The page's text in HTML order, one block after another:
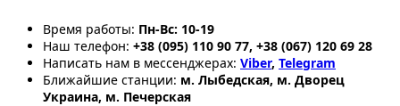
Время работы: Пн-Вс: 10-19
Наш телефон: +38 (095) 110 90 77, +38 (067) 120 69 28
Написать нам в мессенджерах: Viber, Telegram
Ближайшие станции: м. Лыбедская, м. Дворец
Украина, м. Печерская